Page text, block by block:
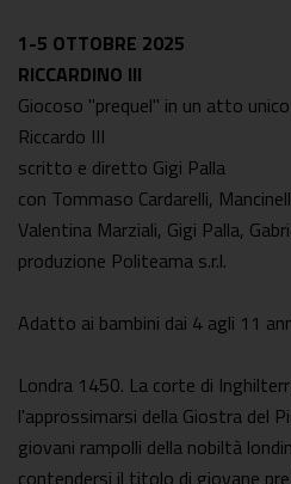
1-5 OTTOBRE 2025
RICCARDINO III
Giocoso "prequel" in un atto
Riccardo III
scritto e diretto Gigi Palla
con Tommaso Cardarelli,
Valentina Marziali, Gigi Palla,
produzione Politeama s.r.l.
Adatto ai bambini dai 4 agli 11
Londra 1450. La corte di
l'approssimarsi della Giostra del
giovani rampolli della nobiltà
contendersi il titolo di giovane